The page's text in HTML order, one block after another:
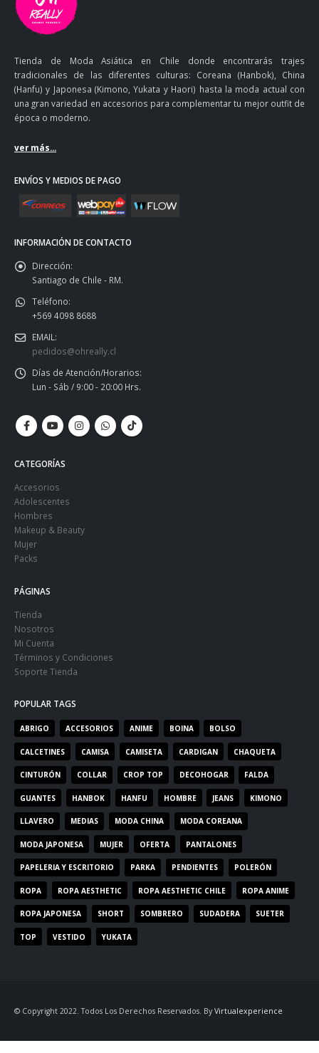
Tienda de Moda Asiática en Chile donde encontrarás trajes
tradicionales de las diferentes culturas: Coreana (Hanbok), China
(Hanfu) y Japonesa (Kimono, Yukata y Haori) hasta la moda actual con
una gran variedad en accesorios para complementar tu mejor outfit de
época o moderno.
ver más...
ENVÍOS Y MEDIOS DE PAGO
INFORMACIÓN DE CONTACTO
Dirección:
Santiago de Chile - RM.
Teléfono:
+569 4098 8688
EMAIL:
pedidos@ohreally.cl
Días de Atención/Horarios:
Lun - Sáb / 9:00 - 20:00 Hrs.
CATEGORÍAS
Accesorios
Adolescentes
Hombres
Makeup & Beauty
Mujer
Packs
PÁGINAS
Tienda
Nosotros
Mi Cuenta
Términos y Condiciones
Soporte Tienda
POPULAR TAGS
ABRIGO ACCESORIOS ANIME BOINA BOLSO
CALCETINES CAMISA CAMISETA CARDIGAN CHAQUETA
CINTURÓN COLLAR CROP TOP DECOHOGAR FALDA
GUANTES HANBOK HANFU HOMBRE JEANS KIMONO
LLAVERO MEDIAS MODA CHINA MODA COREANA
MODA JAPONESA MUJER OFERTA PANTALONES
PAPELERIA Y ESCRITORIO PARKA PENDIENTES POLERÓN
ROPA ROPA AESTHETIC ROPA AESTHETIC CHILE ROPA ANIME
ROPA JAPONESA SHORT SOMBRERO SUDADERA SUETER
TOP VESTIDO YUKATA
© Copyright 2022. Todos Los Derechos Reservados. By Virtualexperience